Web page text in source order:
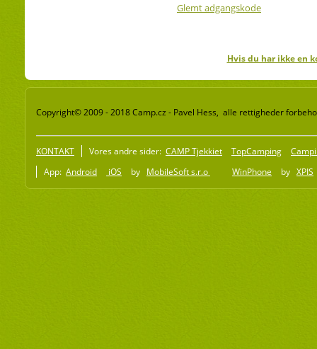
Glemt adgangskode
Hvis du har ikke en
Copyright© 2009 - 2018 Camp.cz - Pavel Hess, alle rettigheder
KONTAKT Vores andre sider: CAMP Tjekkiet TopCamping
App: Android iOS by MobileSoft s.r.o WinPhone by XPIS